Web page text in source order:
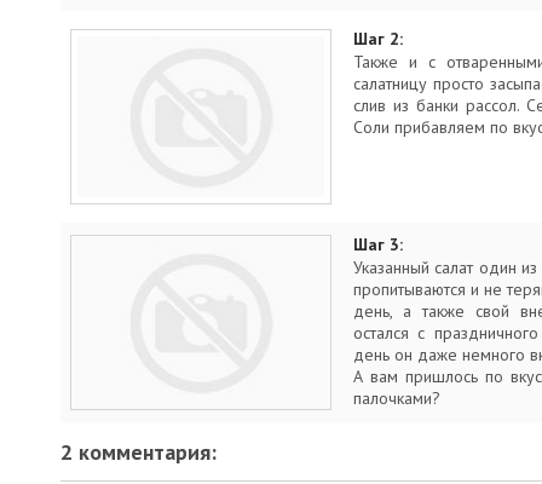
Шаг 2:
Также и с
салатницу просто
слив из банки рассол.
Соли прибавляем по
Шаг 3:
Указанный салат один
пропитываются и не
день, а также свой
остался с
день он даже немного
А вам пришлось по
палочками?
2 комментария: